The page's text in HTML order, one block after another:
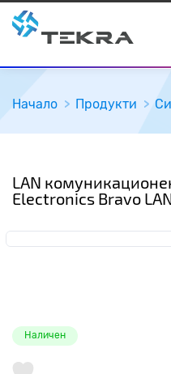
Начало Продукти
LAN
Electronics Bravo
Наличен